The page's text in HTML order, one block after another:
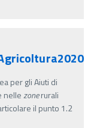
per gli Aiuti di
nellezonerurali
il punto 1.2